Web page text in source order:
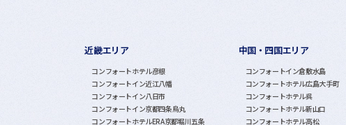
近畿エリア
コンフォートホテル彦根
コンフォートイン近江八幡
コンフォートイン八日市
コンフォートイン京都四条烏丸
コンフォートホテルERA京都堀川五条
中国・四国エリア
コンフォートイン倉敷水島
コンフォートホテル広島大手町
コンフォートホテル呉
コンフォートホテル新山口
コンフォートホテル高松